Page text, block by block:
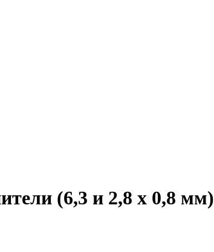
(6,3 и 2,8 x 0,8 мм)